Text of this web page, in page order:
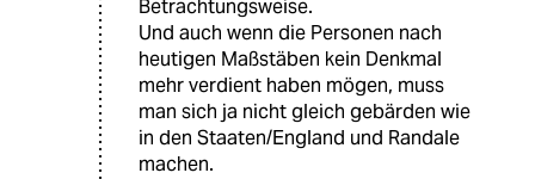
Betrachtungsweise.
Und auch wenn die Personen nach
heutigen Maßstäben kein Denkmal
mehr verdient haben mögen, muss
man sich ja nicht gleich gebärden wie
in den Staaten/England und Randale
machen.